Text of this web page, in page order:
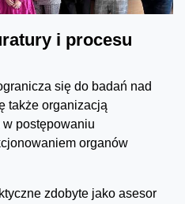
i procesu
się do badań nad
także organizacją
w postępowaniu
organów
zdobyte jako asesor